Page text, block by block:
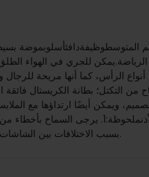
للجري في الهواء
من التكتل؛ بطانة الكريستال
بسبب الاختلافات بين الشاشات المختلفة، قد لا تعكس الصورة اللون الفعلي للعنصر.شكرا لتفهمك.